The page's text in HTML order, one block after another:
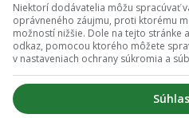
Joel Robuchon pod
gastronómie.
Získal množstvo
Niektorí dodávatelia môžu spracúvať
oprávneného záujmu, proti ktorému
možností nižšie. Dole na tejto stránke
odkaz, pomocou ktorého môžete
v nastaveniach ochrany súkromia a